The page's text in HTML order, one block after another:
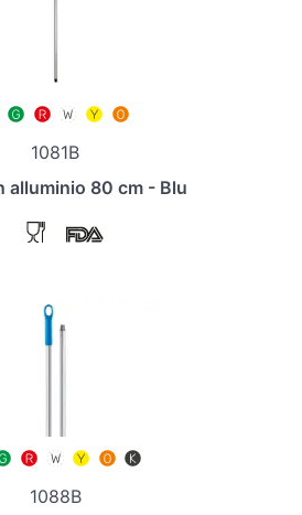
1081B
alluminio 80 cm - Blu
1088B